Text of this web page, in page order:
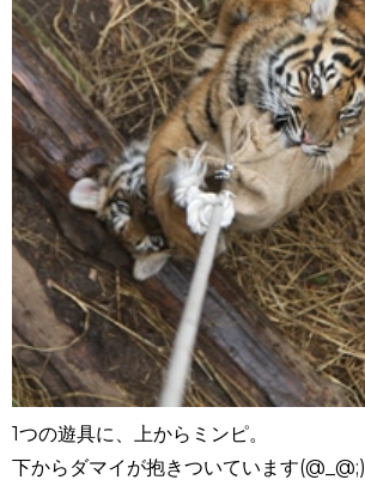
1つの遊具に、上からミンピ。
下からダマイが抱きついています(@_@;)